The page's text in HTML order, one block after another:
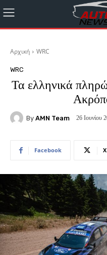
Αρχική WRC
WRC
Τα ελληνικά
By AMN Team 26 Ιουνίου
Facebook X